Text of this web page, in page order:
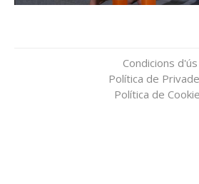
Condicions d'ús
Política de
Política de